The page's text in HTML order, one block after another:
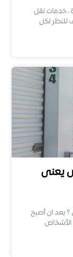
خدمات نقل
للنظر لكل
يعنى
بعد ان أصبح
الأشخاص